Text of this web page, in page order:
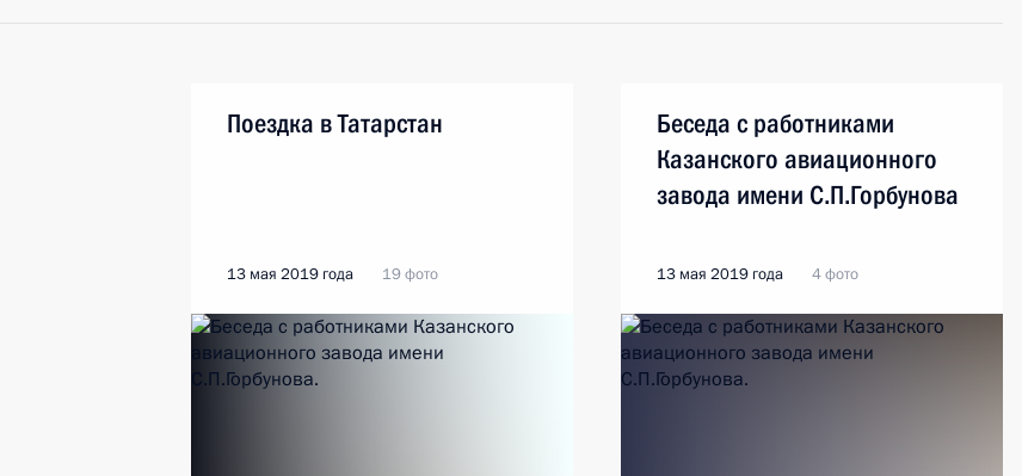
Поездка в Татарстан
13 мая 2019 года 19 фото
Беседа с работниками
Казанского авиационного
завода имени С.П.Горбунова
13 мая 2019 года 4 фото